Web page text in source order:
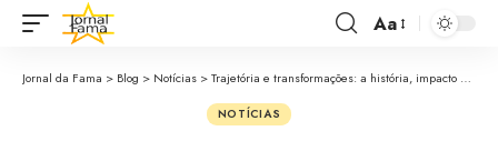
Aa
Jornal da Fama > Blog > Notícias >Trajetória e transformações: a história, impacto e revoluções políticas na perspectiva de Richard Otterloo
NOTÍCIAS